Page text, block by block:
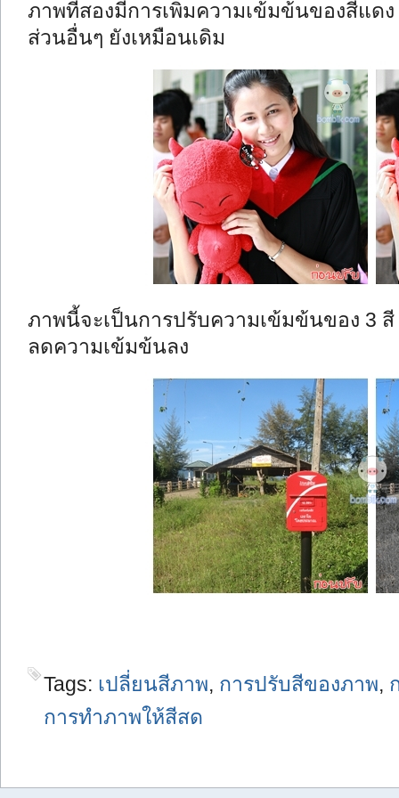
ภาพที่สองมีการเพิ่มความเข้มข้นของสีแด
ส่วนอื่นๆ ยังเหมือนเดิม
ภาพนี้จะเป็นการปรับความเข้มข้นของ 3
ลดความเข้มข้นลง
Tags: เปลี่ยนสีภาพ, การปรับสีของภาพ,
การทำภาพให้สีสด